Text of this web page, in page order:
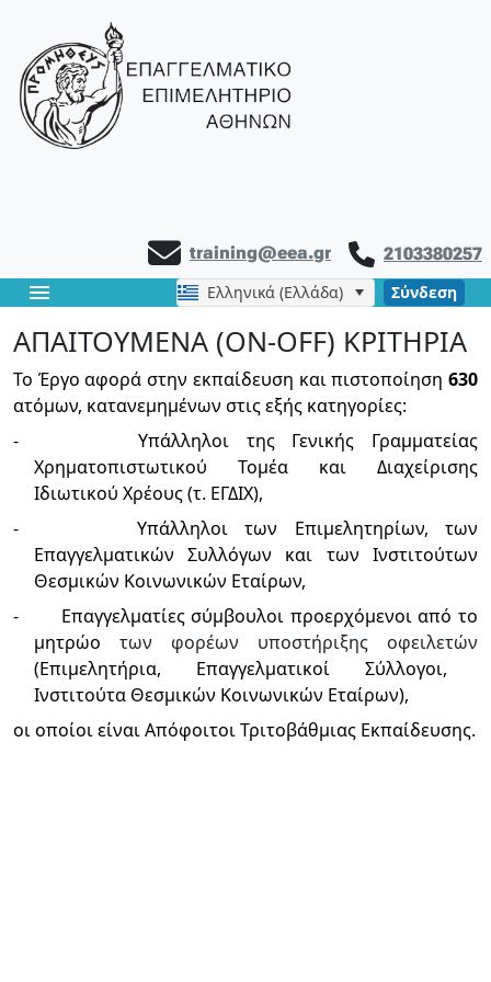
training@eea.gr 2103380257
menu Ελληνικά (Ελλάδα) Σύνδεση
ΑΠΑΙΤΟΥΜΕΝΑ (ON-OFF) ΚΡΙΤΗΡΙΑ
Το Έργο αφορά στην εκπαίδευση και πιστοποίηση 630
ατόμων, κατανεμημένων στις εξής κατηγορίες:
-
Υπάλληλοι της Γενικής Γραμματείας
Χρηματοπιστωτικού Τομέα και Διαχείρισης
Ιδιωτικού Χρέους (τ. ΕΓΔΙΧ),
-
Υπάλληλοι των Επιμελητηρίων, των
Επαγγελματικών Συλλόγων και των Ινστιτούτων
Θεσμικών Κοινωνικών Εταίρων,
-
Επαγγελματίες σύμβουλοι προερχόμενοι από το
μητρώο των φορέων υποστήριξης οφειλετών
(Επιμελητήρια, Επαγγελματικοί Σύλλογοι,
Ινστιτούτα Θεσμικών Κοινωνικών Εταίρων),
οι οποίοι είναι Απόφοιτοι Τριτοβάθμιας Εκπαίδευσης.